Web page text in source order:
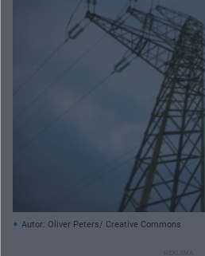
Autor: Oliver Peters/ Creative Commons